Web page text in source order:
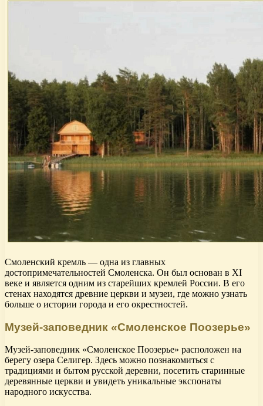
Смоленский кремль — одна из главных
достопримечательностей Смоленска. Он был основан в XI
веке и является одним из старейших кремлей России. В его
стенах находятся древние церкви и музеи, где можно узнать
больше о истории города и его окрестностей.
Музей-заповедник «Смоленское Поозерье»
Музей-заповедник «Смоленское Поозерье» расположен на
берегу озера Селигер. Здесь можно познакомиться с
традициями и бытом русской деревни, посетить старинные
деревянные церкви и увидеть уникальные экспонаты
народного искусства.